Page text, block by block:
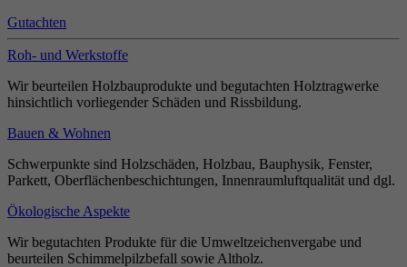
Gutachten
Roh- und Werkstoffe
Wir beurteilen Holzbauprodukte und begutachten Holztragwerke
hinsichtlich vorliegender Schäden und Rissbildung.
Bauen & Wohnen
Schwerpunkte sind Holzschäden, Holzbau, Bauphysik, Fenster,
Parkett, Oberflächenbeschichtungen, Innenraumluftqualität und dgl.
Ökologische Aspekte
Wir begutachten Produkte für die Umweltzeichenvergabe und
beurteilen Schimmelpilzbefall sowie Altholz.